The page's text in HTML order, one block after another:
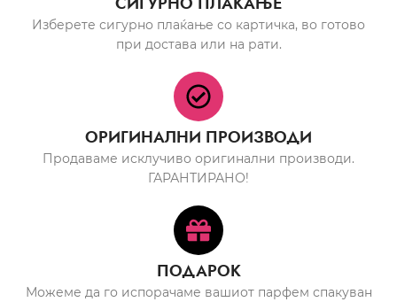
Изберете сигурно плаќање со картичка, во готово
при достава или на рати.
ОРИГИНАЛНИ ПРОИЗВОДИ
Продаваме исклучиво оригинални производи.
ГАРАНТИРАНО!
ПОДАРОК
Можеме да го испорачаме вашиот парфем спакуван